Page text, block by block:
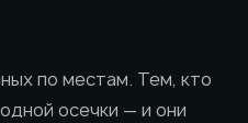
по местам. Тем, кто
осечки — и они